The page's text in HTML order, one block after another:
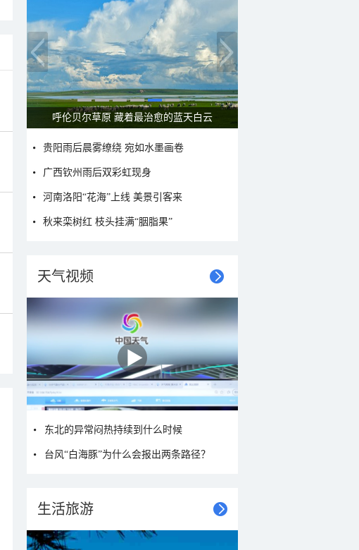
呼伦贝尔草原 藏着最治愈的蓝天白云
贵阳雨后晨雾缭绕 宛如水墨画卷
广西钦州雨后双彩虹现身
河南洛阳“花海”上线 美景引客来
秋来栾树红 枝头挂满“胭脂果”
天气视频
东北的异常闷热持续到什么时候
台风“白海豚”为什么会报出两条路径？
生活旅游